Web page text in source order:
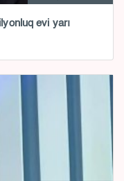
evi yarı